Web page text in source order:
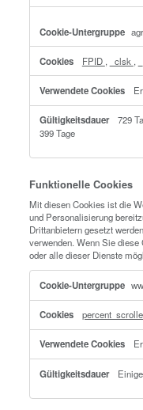
Leistungs-
Diese Cookies
zählen, damit wir
können. Sie
Seiten am
sich Besucher auf
erfassten
Sie diese Cookies
unsere Website